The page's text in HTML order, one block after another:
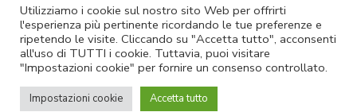
Società trasparente
Whistleblowing
© Lazio Innova S.p.A. società soggetta a direzione e
coordinamento della Regione Lazio
Utilizziamo i cookie sul nostro sito Web per offrirti
l'esperienza più pertinente ricordando le tue preferenze e
ripetendo le visite. Cliccando su "Accetta tutto", acconsenti
all'uso di TUTTI i cookie. Tuttavia, puoi visitare
"Impostazioni cookie" per fornire un consenso controllato.
Impostazioni cookie Accetta tutto